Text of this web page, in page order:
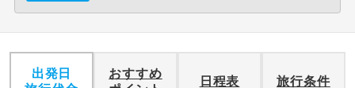
出発日
おすすめ
日程表 旅行条件